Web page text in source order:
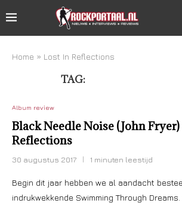
Home » Lost In Reflections
TAG:
Album review
Black Needle Noise (John
Reflections
30 augustus 2017 1 minuten leestijd
Begin dit jaar hebben we al aandacht
indrukwekkende Swimming Through Dreams.